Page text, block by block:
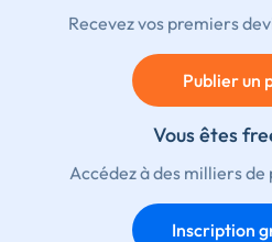
Recevez vos premiers
Publier un
Vous êtes
Accédez à des milliers
Inscription